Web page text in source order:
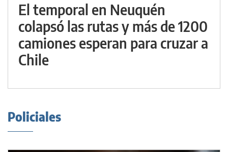
El temporal en Neuquén
colapsó las rutas y más de 1200
camiones esperan para cruzar a
Chile
Policiales